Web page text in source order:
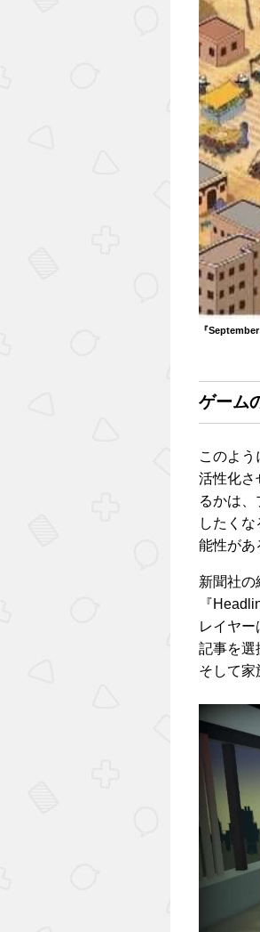
『
ゲーム
このよ
活性化さ
るかは
したく
能性があ
新聞社の
『
レイヤ
記事を選
そして家